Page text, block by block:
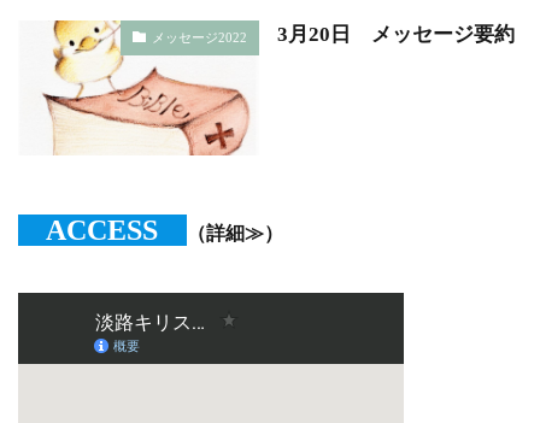
メッセージ2022 3月20日 メッセージ要約
ACCESS （詳細≫）